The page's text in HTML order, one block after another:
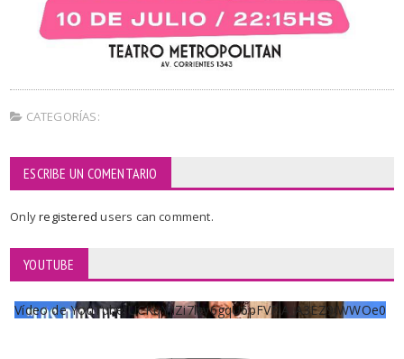
CATEGORÍAS:
ESCRIBE UN COMENTARIO
Onlyregisteredusers can comment.
YOUTUBE
Vídeo de YouTube UCKqYjiZi7lzy6gqU6pFVFiA_A3EZ9JWWOe0